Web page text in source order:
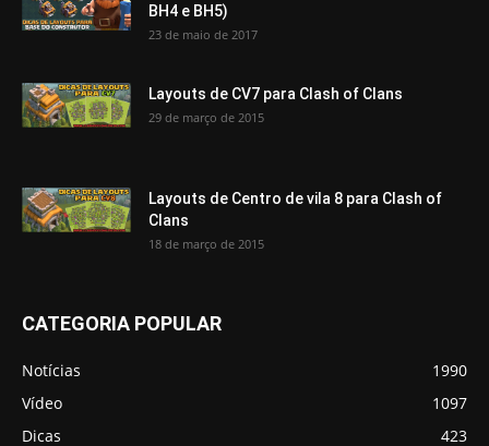
BH4 e BH5)
23 de maio de 2017
Layouts de CV7 para Clash of Clans
29 de março de 2015
Layouts de Centro de vila 8 para Clash of
Clans
18 de março de 2015
CATEGORIA POPULAR
Notícias
1990
Vídeo
1097
Dicas
423